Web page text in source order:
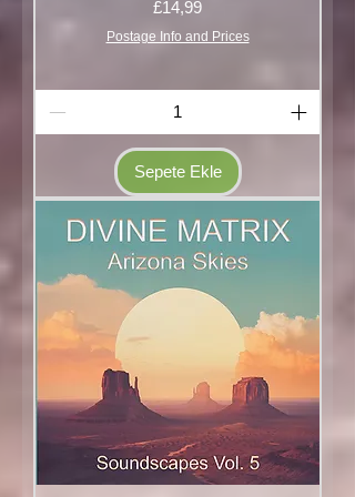
Fiyat
£14,99
Postage Info and Prices
Sepete Ekle